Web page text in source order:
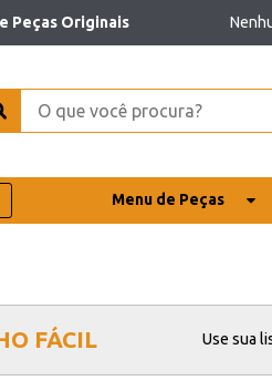
Peças Originais
Menu de Peças
FÁCIL Use sua